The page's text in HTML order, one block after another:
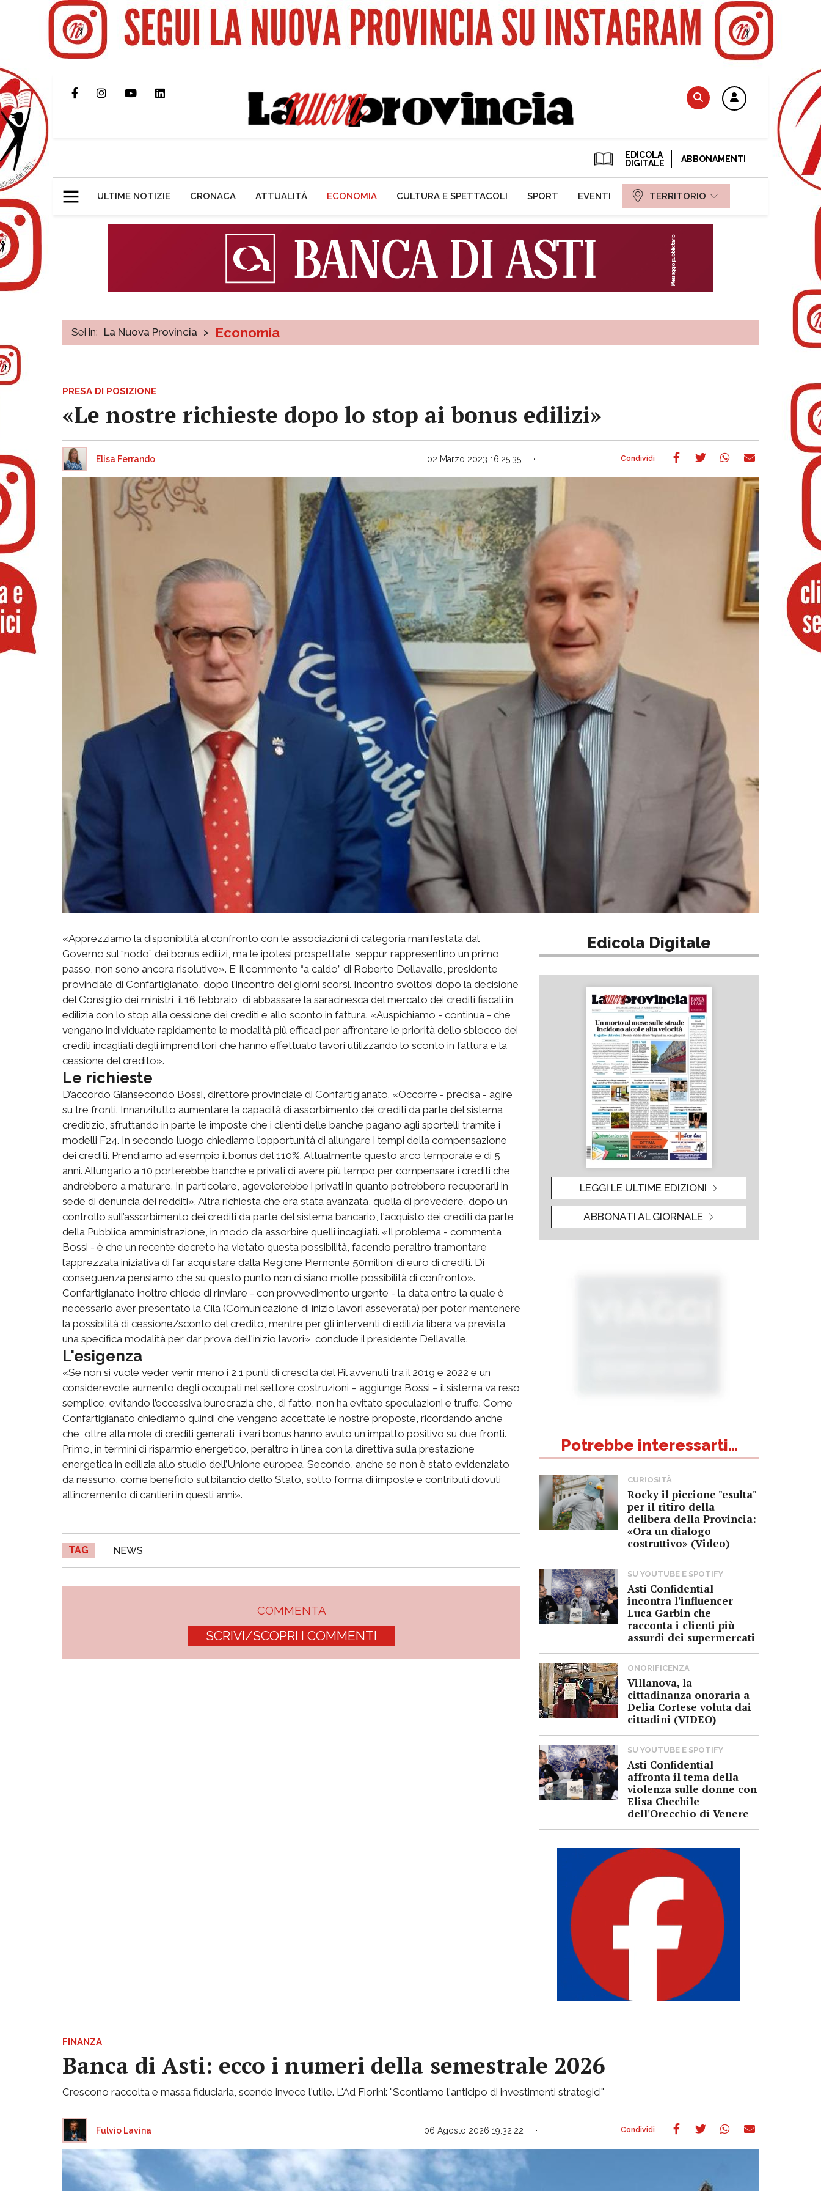
EDICOLA
DIGITALE
ABBONAMENTI
ULTIME NOTIZIE CRONACA ATTUALITÀ ECONOMIA CULTURA E SPETTACOLI SPORT EVENTI TERRITORIO
Sei in: La Nuova Provincia > Economia
PRESA DI POSIZIONE
«Le nostre richieste dopo lo stop ai bonus edilizi»
Elisa Ferrando 02 Marzo 2023 16:25:35
«Apprezziamo la disponibilità al confronto con le associazioni di categoria manifestata dal
Governo sul “nodo” dei bonus edilizi, ma le ipotesi prospettate, seppur rappresentino un primo
passo, non sono ancora risolutive». E’ il commento “a caldo” di Roberto Dellavalle, presidente
provinciale di Confartigianato, dopo l'incontro dei giorni scorsi. Incontro svoltosi dopo la decisione
del Consiglio dei ministri, il 16 febbraio, di abbassare la saracinesca del mercato dei crediti fiscali in
edilizia con lo stop alla cessione dei crediti e allo sconto in fattura. «Auspichiamo - continua - che
vengano individuate rapidamente le modalità più efficaci per affrontare le priorità dello sblocco dei
crediti incagliati degli imprenditori che hanno effettuato lavori utilizzando lo sconto in fattura e la
cessione del credito».
Le richieste
D’accordo Giansecondo Bossi, direttore provinciale di Confartigianato. «Occorre - precisa - agire
su tre fronti. Innanzitutto aumentare la capacità di assorbimento dei crediti da parte del sistema
creditizio, sfruttando in parte le imposte che i clienti delle banche pagano agli sportelli tramite i
modelli F24. In secondo luogo chiediamo l’opportunità di allungare i tempi della compensazione
dei crediti. Prendiamo ad esempio il bonus del 110%. Attualmente questo arco temporale è di 5
anni. Allungarlo a 10 porterebbe banche e privati di avere più tempo per compensare i crediti che
andrebbero a maturare. In particolare, agevolerebbe i privati in quanto potrebbero recuperarli in
sede di denuncia dei redditi». Altra richiesta che era stata avanzata, quella di prevedere, dopo un
controllo sull’assorbimento dei crediti da parte del sistema bancario, l'acquisto dei crediti da parte
della Pubblica amministrazione, in modo da assorbire quelli incagliati. «Il problema - commenta
Bossi - è che un recente decreto ha vietato questa possibilità, facendo peraltro tramontare
l’apprezzata iniziativa di far acquistare dalla Regione Piemonte 50milioni di euro di crediti. Di
conseguenza pensiamo che su questo punto non ci siano molte possibilità di confronto».
Confartigianato inoltre chiede di rinviare - con provvedimento urgente - la data entro la quale è
necessario aver presentato la Cila (Comunicazione di inizio lavori asseverata) per poter mantenere
la possibilità di cessione/sconto del credito, mentre per gli interventi di edilizia libera va prevista
una specifica modalità per dar prova dell'inizio lavori», conclude il presidente Dellavalle.
L'esigenza
«Se non si vuole veder venir meno i 2,1 punti di crescita del Pil avvenuti tra il 2019 e 2022 e un
considerevole aumento degli occupati nel settore costruzioni – aggiunge Bossi – il sistema va reso
semplice, evitando l’eccessiva burocrazia che, di fatto, non ha evitato speculazioni e truffe. Come
Confartigianato chiediamo quindi che vengano accettate le nostre proposte, ricordando anche
che, oltre alla mole di crediti generati, i vari bonus hanno avuto un impatto positivo su due fronti.
Primo, in termini di risparmio energetico, peraltro in linea con la direttiva sulla prestazione
energetica in edilizia allo studio dell’Unione europea. Secondo, anche se non è stato evidenziato
da nessuno, come beneficio sul bilancio dello Stato, sotto forma di imposte e contributi dovuti
all’incremento di cantieri in questi anni».
TAG NEWS
COMMENTA
SCRIVI/SCOPRI I COMMENTI
Edicola Digitale
LEGGI LE ULTIME EDIZIONI
ABBONATI AL GIORNALE
Potrebbe interessarti...
CURIOSITÀ
Rocky il piccione "esulta"
per il ritiro della
delibera della Provincia:
«Ora un dialogo
costruttivo» (Video)
SU YOUTUBE E SPOTIFY
Asti Confidential
incontra l'influencer
Luca Garbin che
racconta i clienti più
assurdi dei supermercati
ONORIFICENZA
Villanova, la
cittadinanza onoraria a
Delia Cortese voluta dai
cittadini (VIDEO)
SU YOUTUBE E SPOTIFY
Asti Confidential
affronta il tema della
violenza sulle donne con
Elisa Chechile
dell'Orecchio di Venere
FINANZA
Banca di Asti: ecco i numeri della semestrale 2026
Crescono raccolta e massa fiduciaria, scende invece l'utile. L'Ad Fiorini: "Scontiamo l'anticipo di investimenti strategici"
Fulvio Lavina 06 Agosto 2026 19:32:22